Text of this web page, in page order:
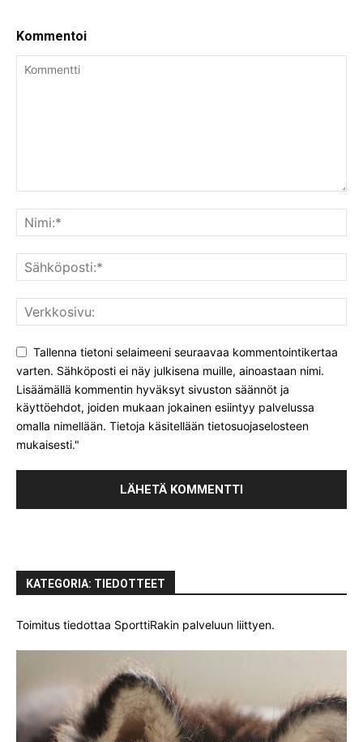
Kommentoi
Tallenna tietoni selaimeeni seuraavaa kommentointikertaa
varten. Sähköposti ei näy julkisena muille, ainoastaan nimi.
Lisäämällä kommentin hyväksyt sivuston säännöt ja
käyttöehdot, joiden mukaan jokainen esiintyy palvelussa
omalla nimellään. Tietoja käsitellään tietosuojaselosteen
mukaisesti."
KATEGORIA: TIEDOTTEET
Toimitus tiedottaa SporttiRakin palveluun liittyen.